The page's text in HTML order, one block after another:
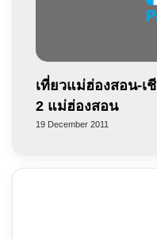
เที่ยวแม่ฮ่องสอน-เ
2 แม่ฮ่องสอน
19 December 2011